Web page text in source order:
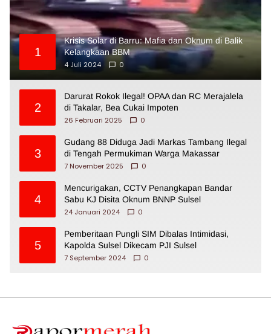
1
Krisis Solar di Barru: Mafia dan Oknum di Balik
Kelangkaan BBM
4 Juli 2024
0
2
Darurat Rokok Ilegal! OPAA dan RC Merajalela
di Takalar, Bea Cukai Impoten
26 Februari 2025
0
3
Gudang 88 Diduga Jadi Markas Tambang Ilegal
di Tengah Permukiman Warga Makassar
7 November 2025
0
4
Mencurigakan, CCTV Penangkapan Bandar
Sabu KJ Disita Oknum BNNP Sulsel
24 Januari 2024
0
5
Pemberitaan Pungli SIM Dibalas Intimidasi,
Kapolda Sulsel Dikecam PJI Sulsel
7 September 2024
0